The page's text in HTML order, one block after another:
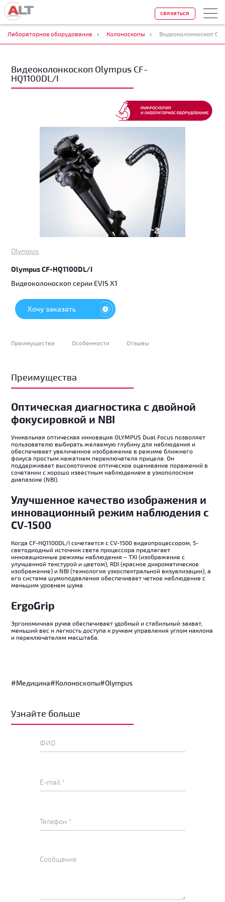
связаться
Лабораторное оборудование Колоноскопы Видеоколонкоскоп
Видеоколонкоскоп Olympus CF-
HQ1100DL/I
Olympus
Olympus CF-HQ1100DL/I
Видеоколоноскоп серии EVIS X1
Хочу заказать
Преимущества Особенности Отзывы
Преимущества
Оптическая диагностика с двойной
фокусировкой и NBI
Уникальная оптическая инновация OLYMPUS Dual Focus позволяет
пользователю выбирать желаемую глубину для наблюдения и
обеспечивает увеличенное изображение в режиме ближнего
фокуса простым нажатием переключателя прицела. Он
поддерживает высокоточное оптическое оценивание поражений в
сочетании с хорошо известным наблюдением в узкополосном
диапазоне (NBI).
Улучшенное качество изображения и
инновационный режим наблюдения с
CV-1500
Когда CF-HQ1100DL/I сочетается с CV-1500 видеопроцессором, 5-
светодиодный источник света процессора предлагает
инновационные режимы наблюдения – TXI (изображение с
улучшенной текстурой и цветом), RDI (красное дихроматическое
изображение) и NBI (технология узкоспектральной визуализации), а
его система шумоподавления обеспечивает четкое наблюдение с
меньшим уровнем шума.
ErgoGrip
Эргономичная ручка обеспечивает удобный и стабильный захват,
меньший вес и легкость доступа к ручкам управления углом наклона
и переключателям масштаба.
#Медицина#Колоноскопы#Olympus
Узнайте больше